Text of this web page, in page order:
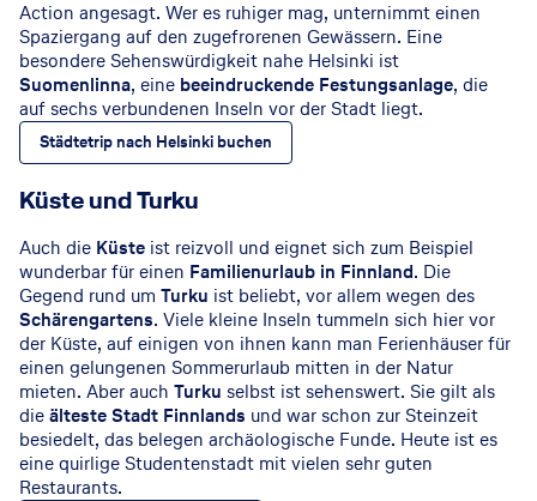
Action angesagt. Wer es ruhiger mag, unternimmt einen
Spaziergang auf den zugefrorenen Gewässern. Eine
besondere Sehenswürdigkeit nahe Helsinki ist
Suomenlinna, eine beeindruckende Festungsanlage, die
auf sechs verbundenen Inseln vor der Stadt liegt.
Städtetrip nach Helsinki buchen
Küste und Turku
Auch die Küste ist reizvoll und eignet sich zum Beispiel
wunderbar für einen Familienurlaub in Finnland. Die
Gegend rund um Turku ist beliebt, vor allem wegen des
Schärengartens. Viele kleine Inseln tummeln sich hier vor
der Küste, auf einigen von ihnen kann man Ferienhäuser für
einen gelungenen Sommerurlaub mitten in der Natur
mieten. Aber auch Turku selbst ist sehenswert. Sie gilt als
dieälteste Stadt Finnlands und war schon zur Steinzeit
besiedelt, das belegen archäologische Funde. Heute ist es
eine quirlige Studentenstadt mit vielen sehr guten
Restaurants.